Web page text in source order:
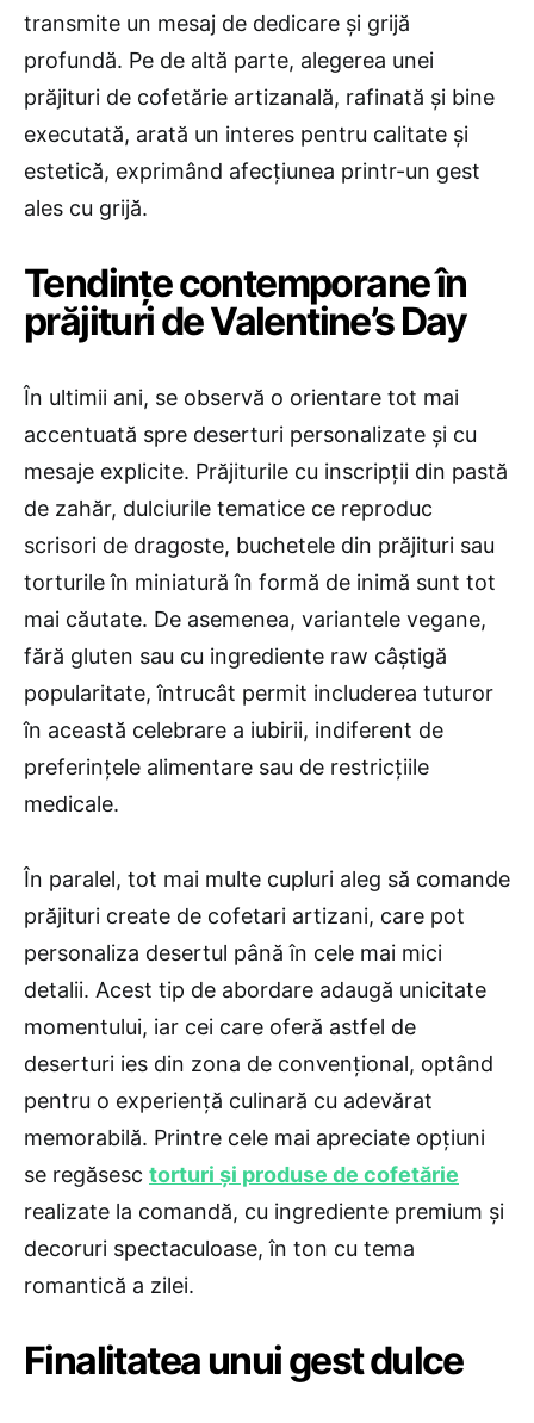
transmite un mesaj de dedicare și grijă
profundă. Pe de altă parte, alegerea unei
prăjituri de cofetărie artizanală, rafinată și bine
executată, arată un interes pentru calitate și
estetică, exprimând afecțiunea printr-un gest
ales cu grijă.
Tendințe contemporane în
prăjituri de Valentine’s Day
În ultimii ani, se observă o orientare tot mai
accentuată spre deserturi personalizate și cu
mesaje explicite. Prăjiturile cu inscripții din pastă
de zahăr, dulciurile tematice ce reproduc
scrisori de dragoste, buchetele din prăjituri sau
torturile în miniatură în formă de inimă sunt tot
mai căutate. De asemenea, variantele vegane,
fără gluten sau cu ingrediente raw câștigă
popularitate, întrucât permit includerea tuturor
în această celebrare a iubirii, indiferent de
preferințele alimentare sau de restricțiile
medicale.
În paralel, tot mai multe cupluri aleg să comande
prăjituri create de cofetari artizani, care pot
personaliza desertul până în cele mai mici
detalii. Acest tip de abordare adaugă unicitate
momentului, iar cei care oferă astfel de
deserturi ies din zona de convențional, optând
pentru o experiență culinară cu adevărat
memorabilă. Printre cele mai apreciate opțiuni
se regăsesc torturi și produse de cofetărie
realizate la comandă, cu ingrediente premium și
decoruri spectaculoase, în ton cu tema
romantică a zilei.
Finalitatea unui gest dulce